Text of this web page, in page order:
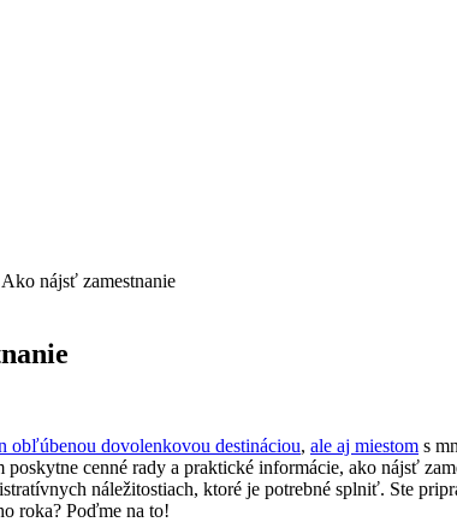
nájsť zamestnanie
obľúbenou dovolenkovou destináciou, ale aj miestom s
cenné rady a praktické informácie, ako nájsť
náležitostiach, ktoré je potrebné splniť. Ste
roka? Poďme na to!